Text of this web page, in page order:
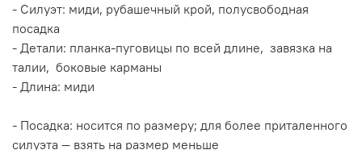
- Силуэт: миди, рубашечный крой, полусвободная
посадка
- Детали: планка‑пуговицы по всей длине, завязка на
талии, боковые карманы
- Длина: миди
- Посадка: носится по размеру; для более приталенного
силуэта — взять на размер меньше